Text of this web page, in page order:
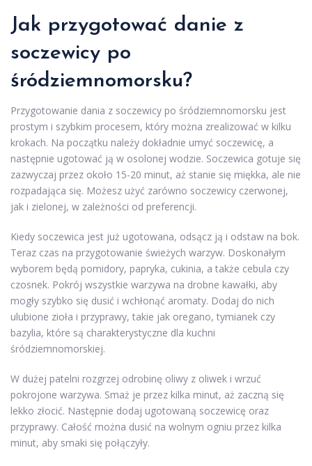
Jak przygotować danie z
soczewicy po
śródziemnomorsku?
Przygotowanie dania z soczewicy po śródziemnomorsku jest
prostym i szybkim procesem, który można zrealizować w kilku
krokach. Na początku należy dokładnie umyć soczewicę, a
następnie ugotować ją w osolonej wodzie. Soczewica gotuje się
zazwyczaj przez około 15-20 minut, aż stanie się miękka, ale nie
rozpadająca się. Możesz użyć zarówno soczewicy czerwonej,
jak i zielonej, w zależności od preferencji.
Kiedy soczewica jest już ugotowana, odsącz ją i odstaw na bok.
Teraz czas na przygotowanie świeżych warzyw. Doskonałym
wyborem będą pomidory, papryka, cukinia, a także cebula czy
czosnek. Pokrój wszystkie warzywa na drobne kawałki, aby
mogły szybko się dusić i wchłonąć aromaty. Dodaj do nich
ulubione zioła i przyprawy, takie jak oregano, tymianek czy
bazylia, które są charakterystyczne dla kuchni
śródziemnomorskiej.
W dużej patelni rozgrzej odrobinę oliwy z oliwek i wrzuć
pokrojone warzywa. Smaż je przez kilka minut, aż zaczną się
lekko złocić. Następnie dodaj ugotowaną soczewicę oraz
przyprawy. Całość można dusić na wolnym ogniu przez kilka
minut, aby smaki się połączyły.